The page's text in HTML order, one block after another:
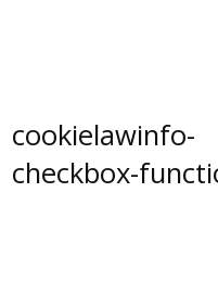
cookielawinfo-
checkbox-